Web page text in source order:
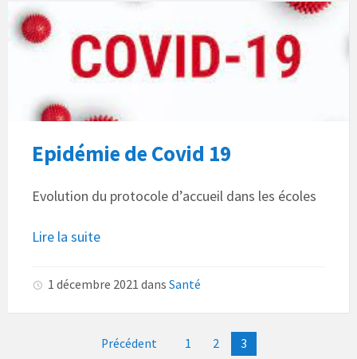
k
Epidémie de Covid 19
Evolution du protocole d’accueil dans les écoles
Lire la suite
1 décembre 2021 dans Santé
Précédent 1 2 3